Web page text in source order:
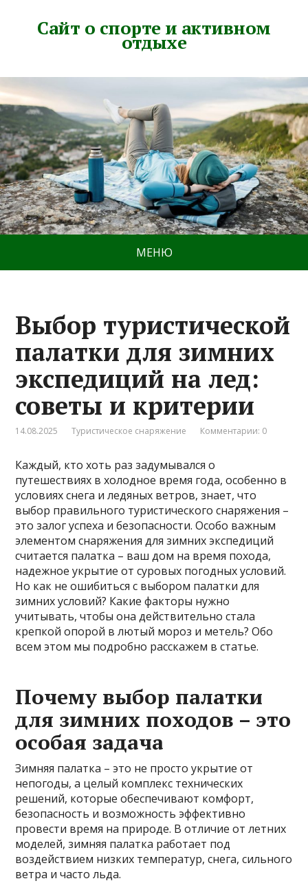
Сайт о спорте и активном
отдыхе
МЕНЮ
Выбор туристической
палатки для зимних
экспедиций на лед:
советы и критерии
14.08.2025 Туристическое снаряжение Комментарии: 0
Каждый, кто хоть раз задумывался о
путешествиях в холодное время года, особенно в
условиях снега и ледяных ветров, знает, что
выбор правильного туристического снаряжения –
это залог успеха и безопасности. Особо важным
элементом снаряжения для зимних экспедиций
считается палатка – ваш дом на время похода,
надежное укрытие от суровых погодных условий.
Но как не ошибиться с выбором палатки для
зимних условий? Какие факторы нужно
учитывать, чтобы она действительно стала
крепкой опорой в лютый мороз и метель? Обо
всем этом мы подробно расскажем в статье.
Почему выбор палатки
для зимних походов – это
особая задача
Зимняя палатка – это не просто укрытие от
непогоды, а целый комплекс технических
решений, которые обеспечивают комфорт,
безопасность и возможность эффективно
провести время на природе. В отличие от летних
моделей, зимняя палатка работает под
воздействием низких температур, снега, сильного
ветра и часто льда.